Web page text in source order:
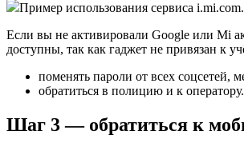
Пример использования сервиса
Если вы не активировали Google или Mi
доступны, так как гаджет не привязан к
поменять пароли от всех соцсетей,
обратиться в полицию и к оператору.
Шаг 3 — обратиться к